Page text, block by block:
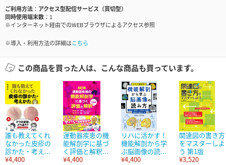
ご利用方法
アクセス型配信サービス（買切型）
同時使用端末数
1
※インターネット経由でのWEBブラウザによるアクセス参照
※導入・利用方法の詳細はこちら
この商品を買った人は、こんな商品も買っています。
誰も教えてくれ
なかった皮疹の
診かた・考え...
¥4,400
運動器疾患の機
能解剖学に基づ
く評価と解釈...
¥4,400
リハに活かす！
機能解剖から学
ぶ脳画像の読...
¥4,400
関連図の書き方
をマスターしよ
う 第1版
¥3,520